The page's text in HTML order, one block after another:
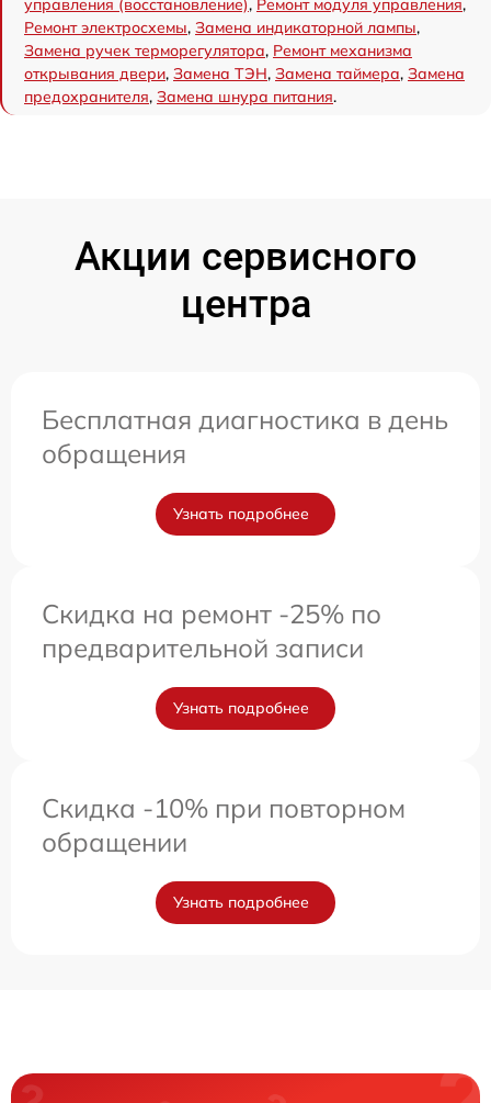
управления (восстановление), Ремонт модуля управления,
Ремонт электросхемы, Замена индикаторной лампы,
Замена ручек терморегулятора, Ремонт механизма
открывания двери, Замена ТЭН, Замена таймера, Замена
предохранителя, Замена шнура питания.
Акции сервисного
центра
Бесплатная диагностика в день
обращения
Узнать подробнее
Скидка на ремонт -25% по
предварительной записи
Узнать подробнее
Скидка -10% при повторном
обращении
Узнать подробнее